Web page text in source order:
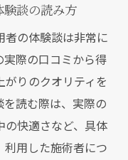
験談の読み方
者の体験談は非常に
際の口コミから得
りのクオリティを
読む際は、実際の
の快適さなど、具体
用した施術者につ